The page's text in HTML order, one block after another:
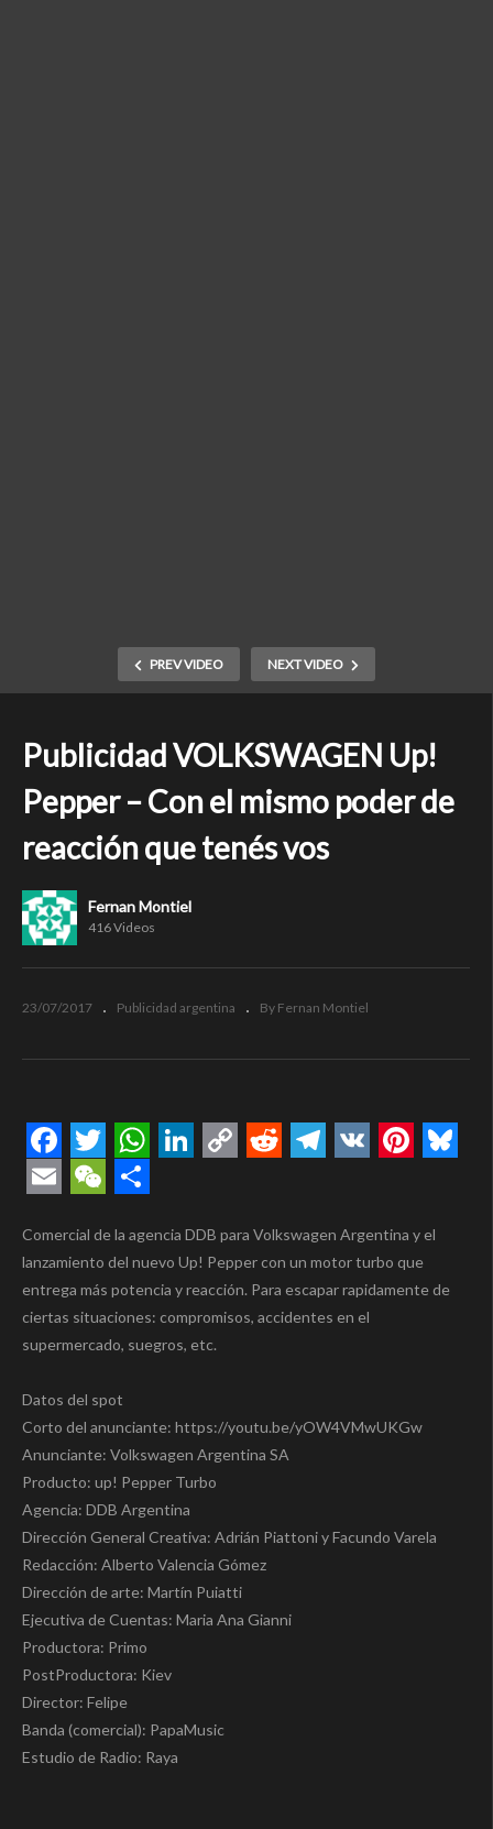
PREV VIDEO NEXT VIDEO
Publicidad VOLKSWAGEN Up!
Pepper – Con el mismo poder de
reacción que tenés vos
Fernan Montiel
416 Videos
23/07/2017 Publicidad argentina By Fernan Montiel
Facebook
TwitterWhatsApp
Comercial de la agencia DDB para Volkswagen Argentina y el
lanzamiento del nuevo Up! Pepper con un motor turbo que
entrega más potencia y reacción. Para escapar rapidamente de
ciertas situaciones: compromisos, accidentes en el
supermercado, suegros, etc.
Datos del spot
Corto del anunciante: https://youtu.be/yOW4VMwUKGw
Anunciante: Volkswagen Argentina SA
Producto: up! Pepper Turbo
Agencia: DDB Argentina
Dirección General Creativa: Adrián Piattoni y Facundo Varela
Redacción: Alberto Valencia Gómez
Dirección de arte: Martín Puiatti
Ejecutiva de Cuentas: Maria Ana Gianni
Productora: Primo
PostProductora: Kiev
Director: Felipe
Banda (comercial): PapaMusic
Estudio de Radio: Raya